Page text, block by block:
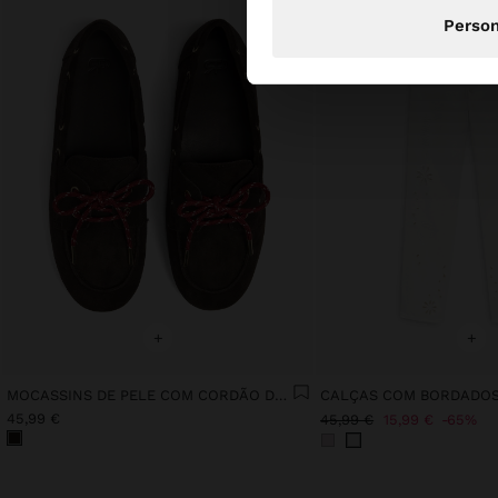
+
45,99 €
+
45,99 € 15,99 € 65%